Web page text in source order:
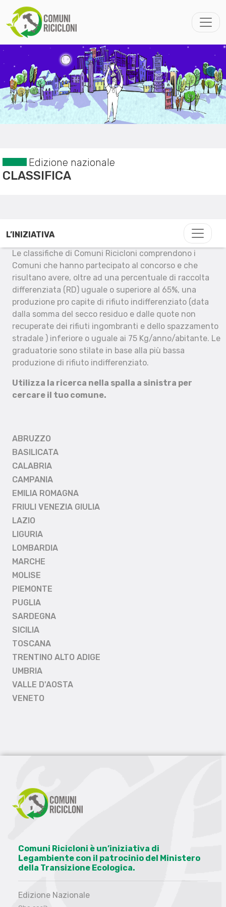
Edizione nazionale
CLASSIFICA
L’INIZIATIVA
Le classifiche di Comuni Ricicloni comprendono i
Comuni che hanno partecipato al concorso e che
risultano avere, oltre ad una percentuale di raccolta
differenziata (RD) uguale o superiore al 65%, una
produzione pro capite di rifiuto indifferenziato (data
dalla somma del secco residuo e dalle quote non
recuperate dei rifiuti ingombranti e dello spazzamento
stradale ) inferiore o uguale ai 75 Kg/anno/abitante. Le
graduatorie sono stilate in base alla più bassa
produzione di rifiuto indifferenziato.
Utilizza la ricerca nella spalla a sinistra per
cercare il tuo comune.
ABRUZZO
BASILICATA
CALABRIA
CAMPANIA
EMILIA ROMAGNA
FRIULI VENEZIA GIULIA
LAZIO
LIGURIA
LOMBARDIA
MARCHE
MOLISE
PIEMONTE
PUGLIA
SARDEGNA
SICILIA
TOSCANA
TRENTINO ALTO ADIGE
UMBRIA
VALLE D'AOSTA
VENETO
Comuni Ricicloni è un’iniziativa di
Legambiente con il patrocinio del Ministero
della Transizione Ecologica.
Edizione Nazionale